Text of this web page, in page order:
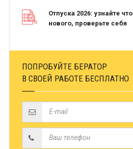
Отпуска 2026: узнайте что
нового, проверьте себя
ПОПРОБУЙТЕ БЕРАТОР
В СВОЕЙ РАБОТЕ БЕСПЛАТНО